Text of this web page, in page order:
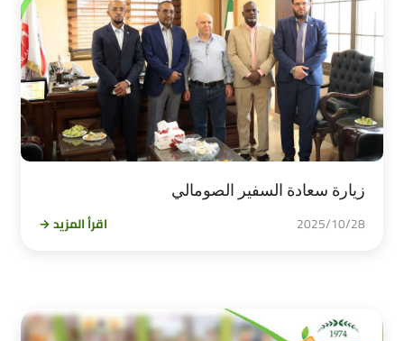
زيارة سعادة السفير الصومالي
2025/10/28 اقرأ المزيد →